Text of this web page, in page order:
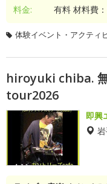
料金:
有料 材料費
体験イベント・アクティ
hiroyuki chiba.
tour2026
即興